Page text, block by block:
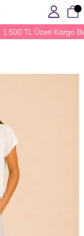
1.500 TL Üzeri Kargo